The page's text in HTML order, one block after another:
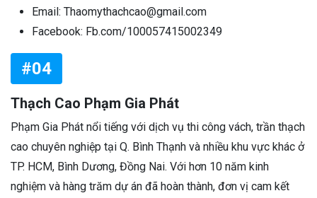
Email: Thaomythachcao@gmail.com
Facebook: Fb.com/100057415002349
#04
Thạch Cao Phạm Gia Phát
Phạm Gia Phát nổi tiếng với dịch vụ thi công vách, trần thạch
cao chuyên nghiệp tại Q. Bình Thạnh và nhiều khu vực khác ở
TP. HCM, Bình Dương, Đồng Nai. Với hơn 10 năm kinh
nghiệm và hàng trăm dự án đã hoàn thành, đơn vị cam kết